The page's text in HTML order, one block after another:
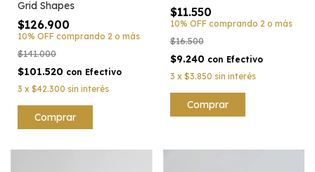
Grid Shapes
$126.900
10% OFF comprando 2 o más
$141.000
$101.520 con Efectivo
3 x $42.300 sin interés
$11.550
10% OFF comprando 2 o más
$16.500
$9.240 con Efectivo
3 x $3.850 sin interés
Comprar